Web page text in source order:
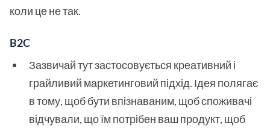
коли це не так.
B2C
Зазвичай тут застосовується креативний і
грайливий маркетинговий підхід. Ідея полягає
в тому, щоб бути впізнаваним, щоб споживачі
відчували, що їм потрібен ваш продукт, щоб